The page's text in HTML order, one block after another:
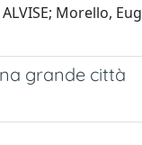
Morello,
grande città